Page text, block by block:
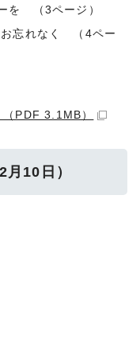
を （3ページ）
お忘れなく （4ペー
PDF 3.1MB）
10日）